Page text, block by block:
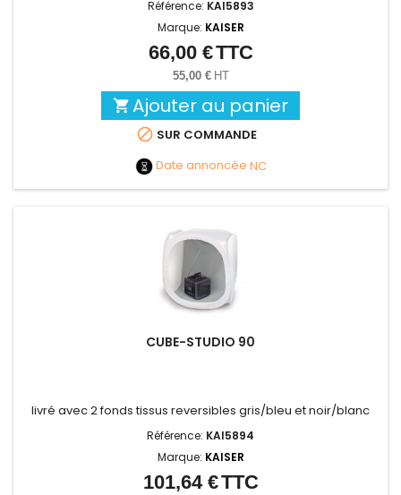
Référence: KAI5893
Marque: KAISER
Prix
66,00 €TTC
55,00 € HT
 Ajouter au panier
 SUR COMMANDE
Date annoncée NC
CUBE-STUDIO 90
livré avec 2 fonds tissus reversibles gris/bleu et noir/blanc
Référence: KAI5894
Marque: KAISER
Prix
101,64 €TTC